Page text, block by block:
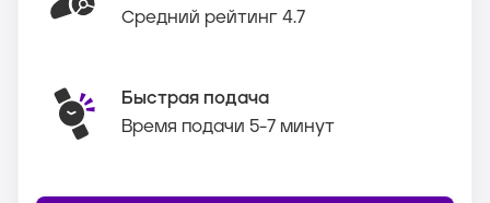
Средний рейтинг 4.7
Быстрая подача
Время подачи 5-7 минут